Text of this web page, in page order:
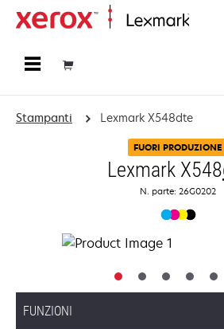
Stampanti Lexmark X548dte
FUORI PRODUZIONE
Lexmark X548
N. parte: 26G0202
FUNZIONI